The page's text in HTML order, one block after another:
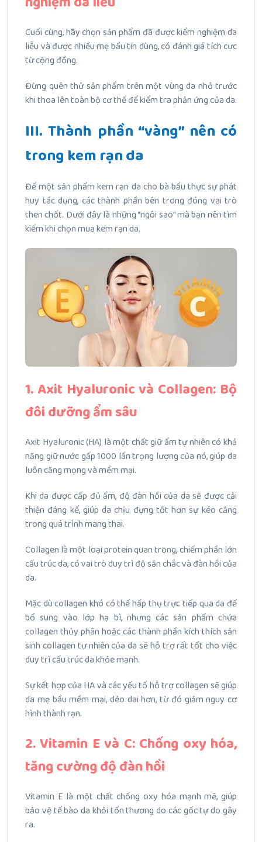
Cuối cùng, hãy chọn sản phẩm đã được kiểm nghiệm da
liễu và được nhiều mẹ bầu tin dùng, có đánh giá tích cực
từ cộng đồng.
Đừng quên thử sản phẩm trên một vùng da nhỏ trước
khi thoa lên toàn bộ cơ thể để kiểm tra phản ứng của da.
III. Thành phần “vàng” nên có
trong kem rạn da
Để một sản phẩm kem rạn da cho bà bầu thực sự phát
huy tác dụng, các thành phần bên trong đóng vai trò
then chốt. Dưới đây là những “ngôi sao” mà bạn nên tìm
kiếm khi chọn mua kem rạn da.
1. Axit Hyaluronic và Collagen: Bộ
đôi dưỡng ẩm sâu
Axit Hyaluronic (HA) là một chất giữ ẩm tự nhiên có khả
năng giữ nước gấp 1000 lần trọng lượng của nó, giúp da
luôn căng mọng và mềm mại.
Khi da được cấp đủ ẩm, độ đàn hồi của da sẽ được cải
thiện đáng kể, giúp da chịu đựng tốt hơn sự kéo căng
trong quá trình mang thai.
Collagen là một loại protein quan trọng, chiếm phần lớn
cấu trúc da, có vai trò duy trì độ săn chắc và đàn hồi của
da.
Mặc dù collagen khó có thể hấp thụ trực tiếp qua da để
bổ sung vào lớp hạ bì, nhưng các sản phẩm chứa
collagen thủy phân hoặc các thành phần kích thích sản
sinh collagen tự nhiên của da sẽ hỗ trợ rất tốt cho việc
duy trì cấu trúc da khỏe mạnh.
Sự kết hợp của HA và các yếu tố hỗ trợ collagen sẽ giúp
da mẹ bầu mềm mại, dẻo dai hơn, từ đó giảm nguy cơ
hình thành rạn.
2. Vitamin E và C: Chống oxy hóa,
tăng cường độ đàn hồi
Vitamin E là một chất chống oxy hóa mạnh mẽ, giúp
bảo vệ tế bào da khỏi tổn thương do các gốc tự do gây
ra.